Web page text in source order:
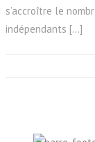
s’accroître le
indépendants [...]